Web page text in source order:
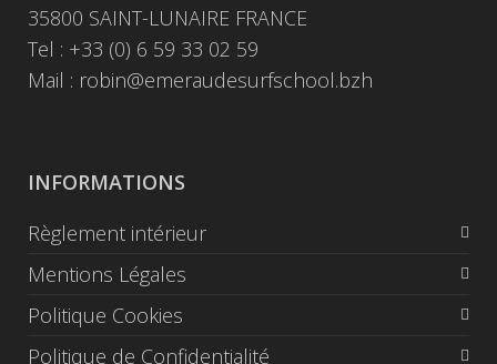
35800 SAINT-LUNAIRE FRANCE
Tel : +33 (0) 6 59 33 02 59
Mail : robin@emeraudesurfschool.bzh
INFORMATIONS
Règlement intérieur
Mentions Légales
Politique Cookies
Politique de Confidentialité